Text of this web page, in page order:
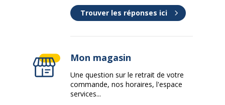
Trouver les réponses ici
Mon magasin
Une question sur le retrait de votre
commande, nos horaires, l'espace
services...